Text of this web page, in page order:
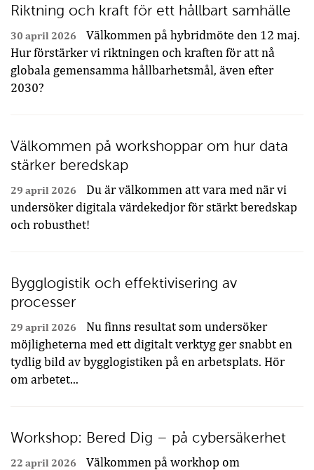
Riktning och kraft för ett hållbart samhälle
30 april 2026
Välkommen på hybridmöte den 12 maj.
Hur förstärker vi riktningen och kraften för att nå
globala gemensamma hållbarhetsmål, även efter
2030?
Välkommen på workshoppar om hur data
stärker beredskap
29 april 2026
Du är välkommen att vara med när vi
undersöker digitala värdekedjor för stärkt beredskap
och robusthet!
Bygglogistik och effektivisering av
processer
29 april 2026
Nu finns resultat som undersöker
möjligheterna med ett digitalt verktyg ger snabbt en
tydlig bild av bygglogistiken på en arbetsplats. Hör
om arbetet...
Workshop: Bered Dig – på cybersäkerhet
22 april 2026
Välkommen på workhop om